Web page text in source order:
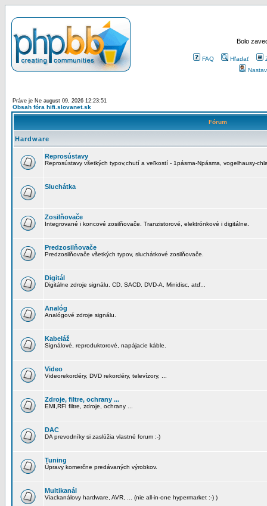
Bolo
FAQ Hľadať
Práve je Ne august 09, 2026 12:23:51
Obsah fóra hifi.slovanet.sk
Fórum
Hardware
Reprosústavy
Reprosústavy všetkých typov,chutí a veľkostí - 1pásma-Npásma, vogelhausy-
Sluchátka
Zosilňovače
Integrované i koncové zosilňovače. Tranzistorové, elektrónkové i digitálne.
Predzosilňovače
Predzosilňovače všetkých typov, sluchátkové zosilňovače.
Digitál
Digitálne zdroje signálu. CD, SACD, DVD-A, Minidisc, atď...
Analóg
Analógové zdroje signálu.
Kabeláž
Signálové, reproduktorové, napájacie káble.
Video
Videorekordéry, DVD rekordéry, televízory, ...
Zdroje, filtre, ochrany ...
EMI,RFI filtre, zdroje, ochrany ...
DAC
DA prevodníky si zaslúžia vlastné forum :-)
Tuning
Úpravy komerčne predávaných výrobkov.
Multikanál
Viackanálovy hardware, AVR, ... (nie all-in-one hypermarket :-) )